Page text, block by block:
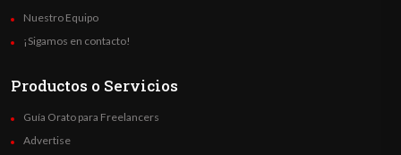
Nuestro Equipo
¡Sigamos en contacto!
Productos o Servicios
Guía Orato para Freelancers
Advertise